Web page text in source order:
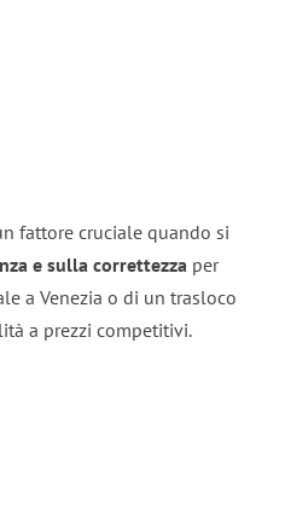
fattore cruciale quando si
e sulla correttezza per
a Venezia o di un trasloco
a prezzi competitivi.